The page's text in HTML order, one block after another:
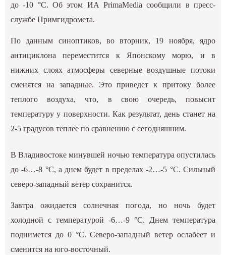
до -10 °С. Об этом ИА PrimaMedia сообщили в пресс-
службе Примгидромета.
По данным синоптиков, во вторник, 19 ноября, ядро
антициклона переместится к Японскому морю, и в
нижних слоях атмосферы северные воздушные потоки
сменятся на западные. Это приведет к притоку более
теплого воздуха, что, в свою очередь, повысит
температуру у поверхности. Как результат, день станет на
2-5 градусов теплее по сравнению с сегодняшним.
В Владивостоке минувшей ночью температура опустилась
до -6…-8 °С, а днем будет в пределах -2…-5 °С. Сильный
северо-западный ветер сохранится.
Завтра ожидается солнечная погода, но ночь будет
холодной с температурой -6…-9 °С. Днем температура
поднимется до 0 °С. Северо-западный ветер ослабеет и
сменится на юго-восточный.